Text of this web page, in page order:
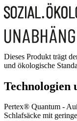
Dieses Produkt trägt
und ökologische
Technologien
Pertex® Quantum -
Schlafsäcke mit